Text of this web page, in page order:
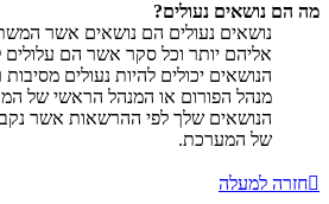
מה הם נושאים נעולים?
נושאים נעולים הם נושאים אשר
אליהם יותר וכל סקר אשר הם עלולים
הנושאים יכולים להיות נעולים
מנהל הפורום או המנהל הראשי של
הנושאים שלך לפי ההרשאות אשר
של המערכת.
חזרה למעלה